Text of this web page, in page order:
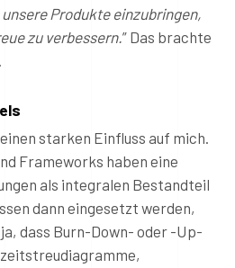
Produkte einzubringen,
zu verbessern. ” Das brachte
starken Einfluss auf mich.
Frameworks haben eine
als integralen Bestandteil
dann eingesetzt werden,
dass Burn-Down- oder -Up-